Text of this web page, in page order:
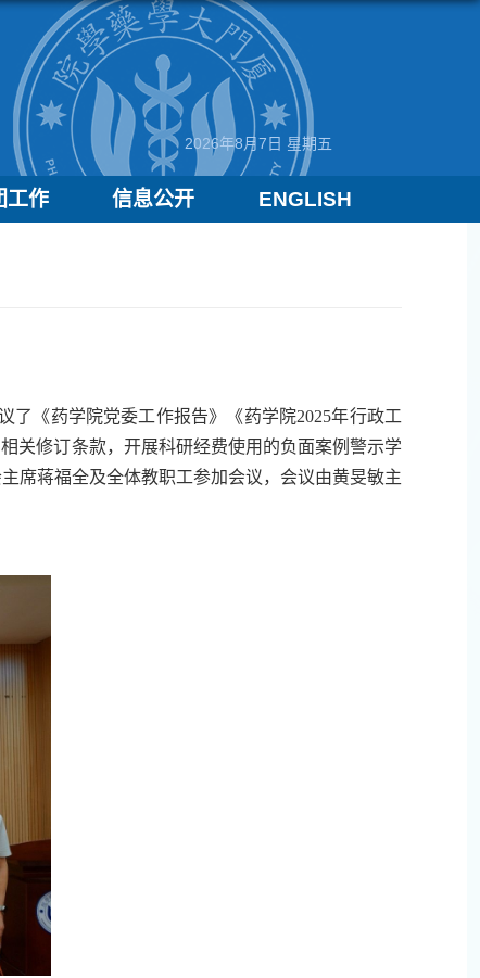
2026年8月7日 星期五
工作 信息公开 ENGLISH
了《药学院党委工作报告》《药学院2025年行政工
关修订条款，开展科研经费使用的负面案例警示学
席蒋福全及全体教职工参加会议，会议由黄旻敏主